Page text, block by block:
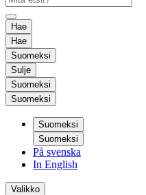
Hae
Hae
Suomeksi
Sulje
Suomeksi
Suomeksi
Suomeksi
Suomeksi
På svenska
In English
Valikko